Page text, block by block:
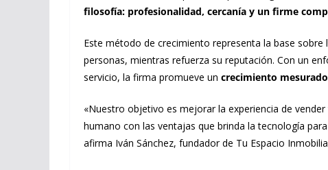
filosofía: profesionalidad, cercanía y un firme
Este método de crecimiento representa la base
personas, mientras refuerza su reputación. Con un
servicio, la firma promueve un crecimiento
«Nuestro objetivo es mejorar la experiencia de
humano con las ventajas que brinda la tecnología
afirma Iván Sánchez, fundador de Tu Espacio